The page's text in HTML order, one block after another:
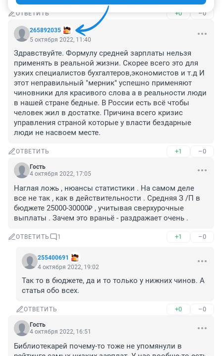
ОТВЕТИТЬ +0 –0
265892035
5 октября 2022, 11:40
Здравствуйте. Формулу средней зарплаты нельзя
применять в реальной жизни. Скорее всего это для
узких специалистов бухгалтеров,экономистов и т.д И
этот неправильный "мерник" успешно применяют
чиновники для красивого слова а в реальности люди
в нашей стране бедные. В России есть всё чтобы
человек жил в достатке. Причина всего кризис
управления страной которые у власти бездарные
люди не насвоем месте.
ОТВЕТИТЬ +1 –0
Гость
4 октября 2022, 17:05
Наглая ложь , нюансы статистики . На самом деле
все не так , как в действительности . Средняя З /П в
бюджете 25000-30000₽ , учитывая сверхурочные
выплаты . Зачем это враньё - раздражает очень .
ОТВЕТИТЬ 1 +1 –0
255400691
4 октября 2022, 19:02
Так то в бюджете, да и то только у нижних чинов. А
статья обо всех.
ОТВЕТИТЬ +0 –0
Гость
4 октября 2022, 16:51
Библиотекарей почему-то тоже не упомянули в